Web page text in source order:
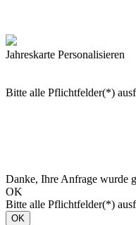
Jahreskarte Personalisieren
Bitte alle Pflichtfelder(*)
Danke, Ihre Anfrage wurde
OK
Bitte alle Pflichtfelder(*)
OK